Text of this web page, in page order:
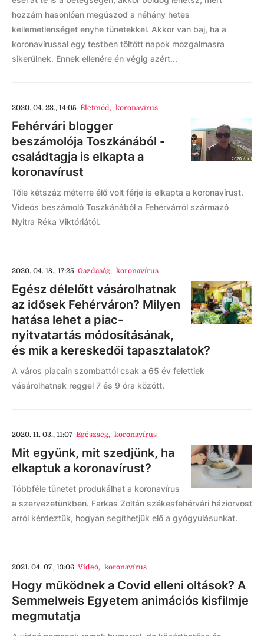
hozzám hasonlóan megúszod a néhány hetes
kellemetlenséget enyhe tünetekkel. Akkor van baj, ha a
koronavírussal egy testben töltött napok mozgalmasra
sikerülnek. Ennek ellenére én végig azért...
2020. 04. 23., 14:05 Életmód, koronavírus
Fehérvári blogger
beszámolója Toszkánából -
családtagja is elkapta a
koronavírust
Tőle kétszáz méterre élő volt férje is elkapta a koronavírust.
Videós beszámoló Toszkánából a Fehérvárról származó
Nyitra Réka Viktóriától.
2020. 04. 18., 17:25 Gazdaság, koronavírus
Egész délelőtt vásárolhatnak
az idősek Fehérváron? Milyen
hatása lehet a piac-
nyitvatartás módosításának,
és mik a kereskedői tapasztalatok?
A város piacain szombattól csak a 65 év felettiek
vásárolhatnak reggel 7 és 9 óra között.
2020. 11. 03., 11:07 Egészség, koronavírus
Mit együnk, mit szedjünk, ha
elkaptuk a koronavírust?
Többféle tünetet produkálhat a koronavírus
a szervezetünkben. Farkas Zoltán székesfehérvári háziorvost
arról kérdeztük, hogyan segíthetjük elő a gyógyulásunkat.
2021. 04. 07., 13:06 Videó, koronavírus
Hogy működnek a Covid elleni oltások? A
Semmelweis Egyetem animációs kisfilmje
megmutatja